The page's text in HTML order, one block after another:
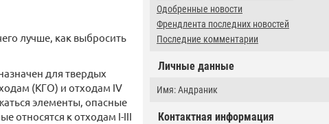
Одобренные новости
Френдлента последних новостей
Последние комментарии
Личные данные
Имя: Андраник
Контактная информация
лучше, как выбросить
для твердых
(КГО) и отходам IV
элементы, опасные
относятся к отходам I-III